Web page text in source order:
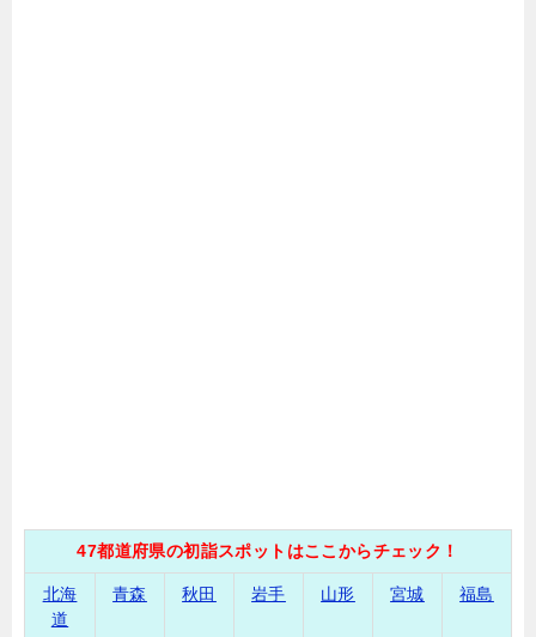
47都道府県の初詣スポットはここからチェック！
北海
道
青森 秋田 岩手 山形 宮城 福島